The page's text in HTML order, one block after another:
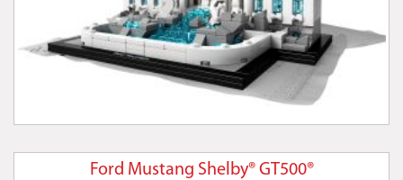
Ford Mustang Shelby® GT500®